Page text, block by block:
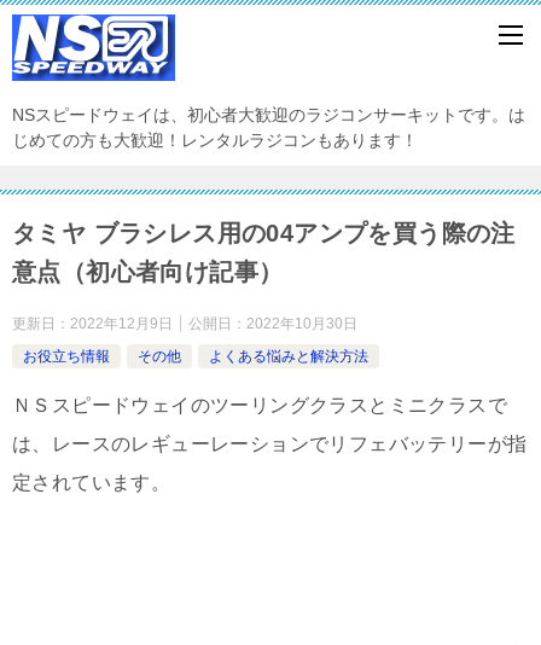
NSスピードウェイは、初心者大歓迎のラジコンサーキットです。は
じめての方も大歓迎！レンタルラジコンもあります！
タミヤ ブラシレス用の04アンプを買う際の注
意点（初心者向け記事）
更新日： 2022年12月9日 公開日： 2022年10月30日
お役立ち情報
その他 よくある悩みと解決方法
ＮＳスピードウェイのツーリングクラスとミニクラスで
は、レースのレギューレーションでリフェバッテリーが指
定されています。